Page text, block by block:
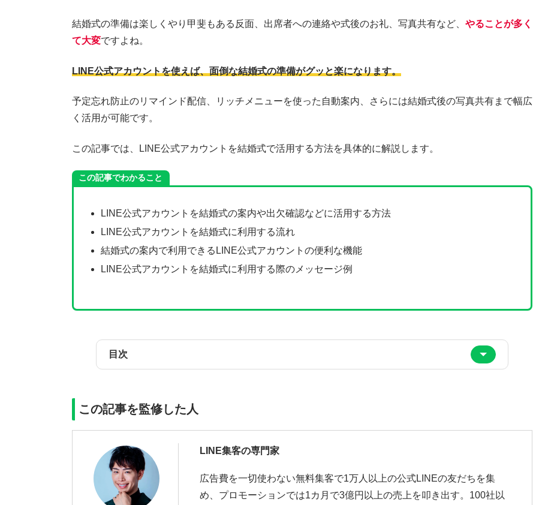
結婚式の準備は楽しくやり甲斐もある反面、出席者への連絡や式後のお礼、写真共有など、 やることが多く
て大変ですよね。
LINE公式アカウントを使えば、面倒な結婚式の準備がグッと楽になります。
予定忘れ防止のリマインド配信、リッチメニューを使った自動案内、さらには結婚式後の写真共有まで幅広
く活用が可能です。
この記事では、LINE公式アカウントを結婚式で活用する方法を具体的に解説します。
この記事でわかること
LINE公式アカウントを結婚式の案内や出欠確認などに活用する方法
LINE公式アカウントを結婚式に利用する流れ
結婚式の案内で利用できるLINE公式アカウントの便利な機能
LINE公式アカウントを結婚式に利用する際のメッセージ例
目次
この記事を監修した人
LINE集客の専門家
広告費を一切使わない無料集客で1万人以上の公式LINEの友だちを集
め、プロモーションでは1カ月で3億円以上の売上を叩き出す。100社以